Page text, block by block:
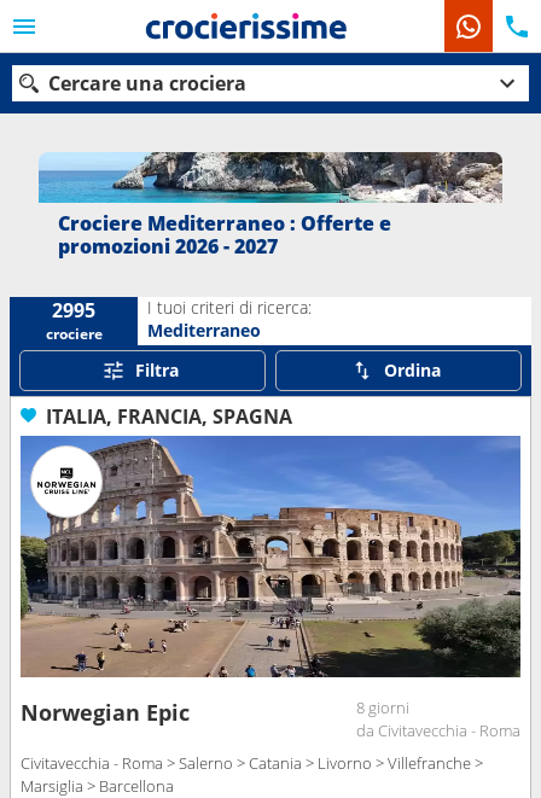
Cercare una crociera
Le nostre destinazioni
Porti
Ricerca
Crociere Mediterraneo : Offerte e
promozioni 2026 - 2027
2995
crociere
I tuoi criteri di ricerca:
Mediterraneo
Filtra
Ordina
ITALIA, FRANCIA, SPAGNA
Norwegian Epic
8 giorni
da Civitavecchia - Roma
Civitavecchia - Roma > Salerno > Catania > Livorno > Villefranche >
Marsiglia > Barcellona